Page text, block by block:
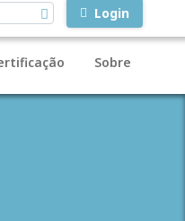
Login
Sobre